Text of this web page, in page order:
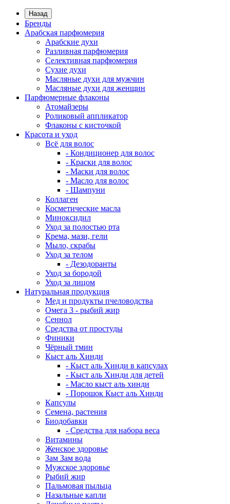
Назад
Бренды
Арабская парфюмерия
Арабские духи
Разливная парфюмерия
Селективная парфюмерия
Сухие духи
Масляные духи для мужчин
Масляные духи для женщин
Парфюмерные флаконы
Атомайзеры
Роликовый аппликатор
Флаконы с кисточкой
Красота и уход
Всё для волос
- Кондиционер для волос
- Краски для волос
- Маски для волос
- Масло для волос
- Шампуни
Коллаген
Косметические масла
Миноксидил
Уход за полостью рта
Крема, мази, гели
Мыло, скрабы
Уход за телом
- Дезодоранты
Уход за бородой
Уход за лицом
Натуральная продукция
Мед и продукты пчеловодства
Омега 3 - рыбий жир
Сеннол
Средства от простуды
Финики
Чёрный тмин
Кыст аль Хинди
- Кыст аль Хинди в капсулах
- Кыст аль Хинди для детей
- Масло кыст аль хинди
- Порошок Кыст аль Хинди
Капсулы
Семена, растения
Биодобавки
- Средства для набора веса
Витамины
Женское здоровье
Зам Зам вода
Мужское здоровье
Рыбий жир
Пальмовая пыльца
Назальные капли